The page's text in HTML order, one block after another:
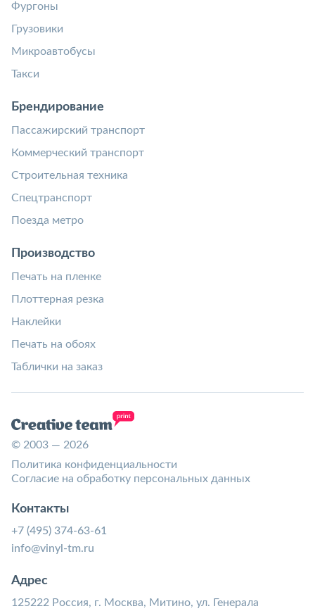
Фургоны
Грузовики
Микроавтобусы
Такси
Брендирование
Пассажирский транспорт
Коммерческий транспорт
Строительная техника
Спецтранспорт
Поезда метро
Производство
Печать на пленке
Плоттерная резка
Наклейки
Печать на обоях
Таблички на заказ
© 2003 — 2026
Политика конфиденциальности
Согласие на обработку персональных данных
Контакты
+7 (495) 374-63-61
info@vinyl-tm.ru
Адрес
125222 Россия, г. Москва, Митино, ул. Генерала